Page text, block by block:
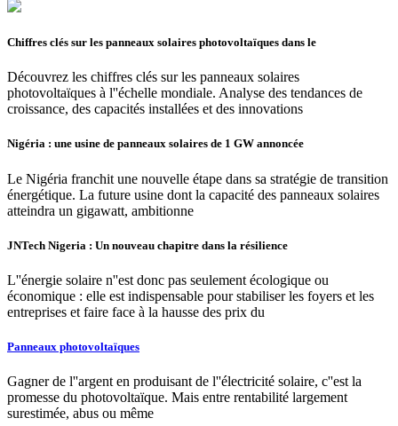
Chiffres clés sur les panneaux solaires photovoltaïques dans le
Découvrez les chiffres clés sur les panneaux solaires
photovoltaïques à l''échelle mondiale. Analyse des tendances de
croissance, des capacités installées et des innovations
Nigéria : une usine de panneaux solaires de 1 GW annoncée
Le Nigéria franchit une nouvelle étape dans sa stratégie de transition
énergétique. La future usine dont la capacité des panneaux solaires
atteindra un gigawatt, ambitionne
JNTech Nigeria : Un nouveau chapitre dans la résilience
L''énergie solaire n''est donc pas seulement écologique ou
économique : elle est indispensable pour stabiliser les foyers et les
entreprises et faire face à la hausse des prix du
Panneaux photovoltaïques
Gagner de l''argent en produisant de l''électricité solaire, c''est la
promesse du photovoltaïque. Mais entre rentabilité largement
surestimée, abus ou même